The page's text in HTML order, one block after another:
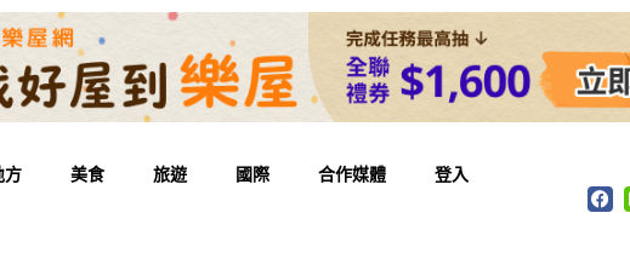
方 美食 旅遊 國際 合作媒體 登入